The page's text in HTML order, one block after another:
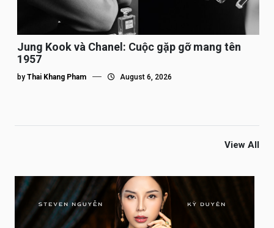
Jung Kook và Chanel: Cuộc gặp gỡ mang tên
1957
by Thai Khang Pham August 6, 2026
View All